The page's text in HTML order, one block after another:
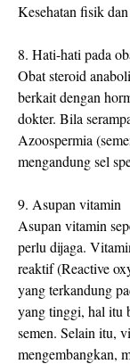
Kesehatan fisik
8. Hati-hati pada
Obat steroid
berkait dengan
dokter. Bila
Azoospermia
mengandung sel
9. Asupan vitamin
Asupan vitamin
perlu dijaga.
reaktif (Reactive
yang terkandung
yang tinggi, hal itu
semen. Selain itu,
mengembangkan,